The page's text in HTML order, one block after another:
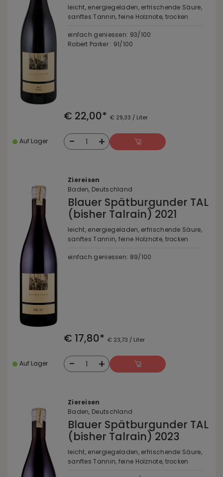
leicht, energiegeladen, erfrischende Säure,
sanftes Tannin, feine Holznote, trocken
einfach geniessen: 93/100
Robert Parker : 91/100
€ 22,00* € 29,33 / Liter
Auf Lager - 1 +
Ziereisen
Baden, Deutschland
Blauer Spätburgunder TAL
(bisher Talrain) 2021
leicht, energiegeladen, erfrischende Säure,
sanftes Tannin, feine Holznote, trocken
einfach geniessen: 89/100
€ 17,80* € 23,73 / Liter
Auf Lager - 1 +
Ziereisen
Baden, Deutschland
Blauer Spätburgunder TAL
(bisher Talrain) 2023
leicht, energiegeladen, erfrischende Säure,
sanftes Tannin, feine Holznote, trocken